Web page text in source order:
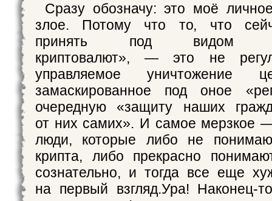
Сразу обозначу: это моё
злое. Потому что то, что
принять под видом
криптовалют», — это не
управляемое уничтожение
замаскированное под оное
очередную «защиту наших
от них самих». И самое мерзкое
люди, которые либо не
крипта, либо прекрасно
сознательно, и тогда все еще
на первый взгляд.Ура!